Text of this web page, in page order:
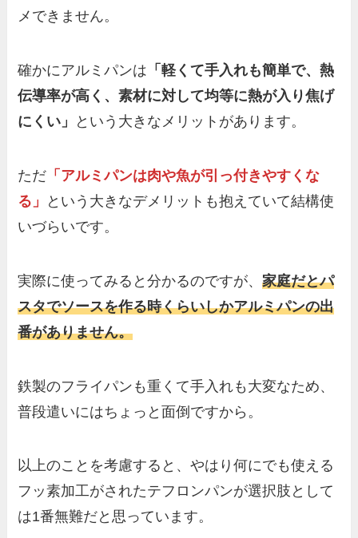
メできません。
確かにアルミパンは 「軽くて手入れも簡単で、熱
伝導率が高く、素材に対して均等に熱が入り焦げ
にくい」
という大きなメリットがあります。
ただ 「アルミパンは肉や魚が引っ付きやすくな
る」
という大きなデメリットも抱えていて結構使
いづらいです。
実際に使ってみると分かるのですが、家庭だとパ
スタでソースを作る時くらいしかアルミパンの出
番がありません。
鉄製のフライパンも重くて手入れも大変なため、
普段遣いにはちょっと面倒ですから。
以上のことを考慮すると、やはり何にでも使える
フッ素加工がされたテフロンパンが選択肢として
は1番無難だと思っています。